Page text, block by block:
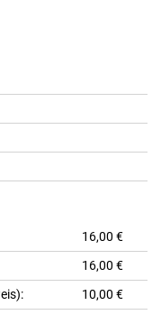
16,00 €
16,00 €
10,00 €